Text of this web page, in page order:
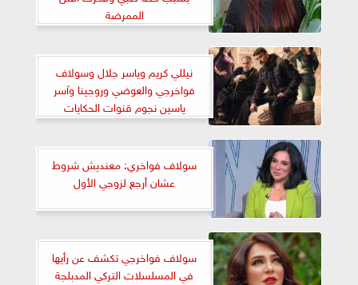
الممرضة
نيللي كريم وياسر جلال وسولاف
فواخرجي والعوضي وروجينا وآسر
ياسين نجوم قنوات الحكايات
سولاف فواخري: معنديش شروط
عشان أرجع لزوجي الأول
سولاف فواخرجي تكشف عن رأيها
في المسلسلات التركي المدبلجة